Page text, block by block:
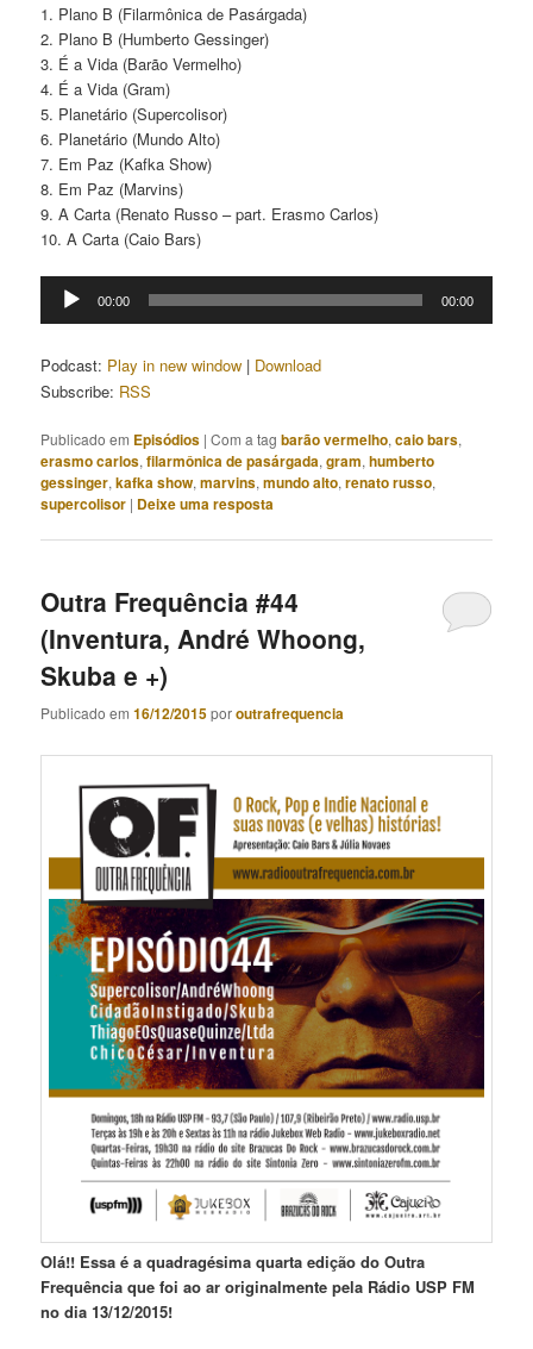
1. Plano B (Filarmônica de Pasárgada)
2. Plano B (Humberto Gessinger)
3. É a Vida (Barão Vermelho)
4. É a Vida (Gram)
5. Planetário (Supercolisor)
6. Planetário (Mundo Alto)
7. Em Paz (Kafka Show)
8. Em Paz (Marvins)
9. A Carta (Renato Russo – part. Erasmo Carlos)
10. A Carta (Caio Bars)
Tocador
00:00 00:00
Podcast: Play in new window | Download
Subscribe: RSS
Publicado em Episódios |Com a tagbarão vermelho,caio bars,
erasmo carlos,filarmônica de pasárgada,gram,humberto
gessinger,kafka show,marvins,mundo alto,renato russo,
supercolisor | Deixe uma resposta
Outra Frequência #44
(Inventura, André Whoong,
Skuba e +)
Publicado em16/12/2015poroutrafrequencia
Olá!! Essa é a quadragésima quarta edição do Outra
Frequência que foi ao ar originalmente pela Rádio USP FM
no dia 13/12/2015!